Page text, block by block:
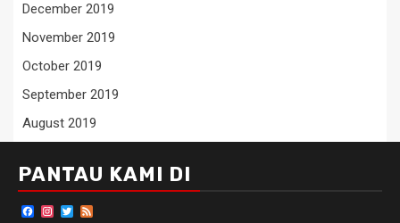
December 2019
November 2019
October 2019
September 2019
August 2019
PANTAU KAMI DI
Facebook
Instagram
Twitter